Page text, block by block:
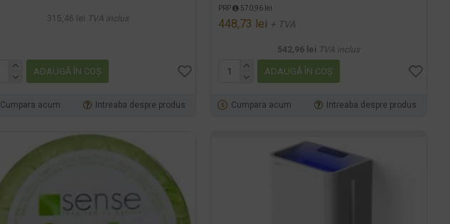
315,46 lei TVA inclus
ADAUGĂ ÎN COŞ
Cumpara acum Intreaba despre produs
PRP 570,96 lei
448,73 lei + TVA
542,96 lei TVA inclus
ADAUGĂ ÎN COŞ
Cumpara acum Intreaba despre produs